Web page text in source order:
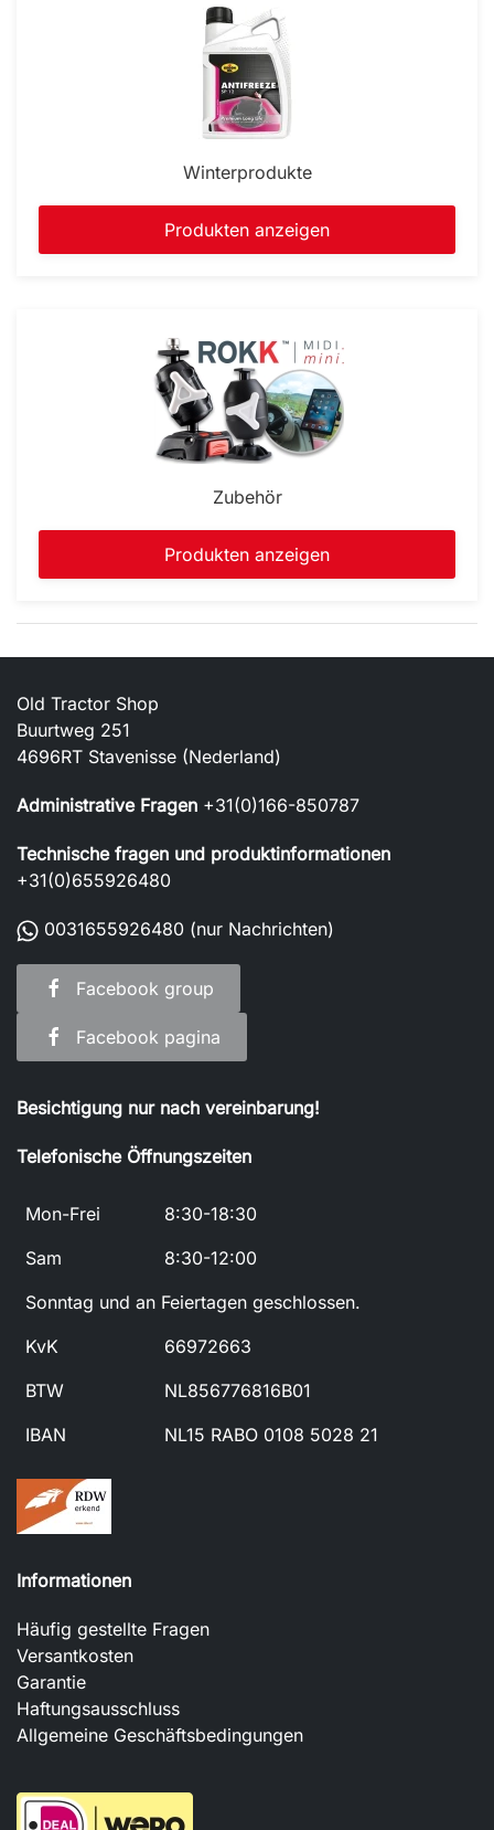
Winterprodukte
Produkten anzeigen
Zubehör
Produkten anzeigen
Old Tractor Shop
Buurtweg 251
4696RT Stavenisse (Nederland)
Administrative Fragen +31(0)166-850787
Technische fragen und produktinformationen
+31(0)655926480
0031655926480 (nur Nachrichten)
Facebook group
Facebook pagina
Besichtigung nur nach vereinbarung!
Telefonische Öffnungszeiten
Mon-Frei
8:30-18:30
Sam
8:30-12:00
Sonntag und an Feiertagen geschlossen.
KvK
66972663
BTW
NL856776816B01
IBAN
NL15 RABO 0108 5028 21
Informationen
Häufig gestellte Fragen
Versantkosten
Garantie
Haftungsausschluss
Allgemeine Geschäftsbedingungen